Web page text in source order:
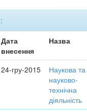
Дата
внесення
Назва
24-гру-2015
Наукова та
науково-
технічна
діяльність